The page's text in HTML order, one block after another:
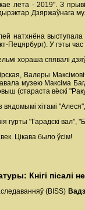
лета - 2019". З
Дзяржаўнага
натхнёна
У гэты час
хораша спявалі
Валеры
музею Максіма
(стараста вёскі
хітамі
гурты "Гарадскі вал",
Цікава было ўсім!
Кнігі пісалі
(BISS)